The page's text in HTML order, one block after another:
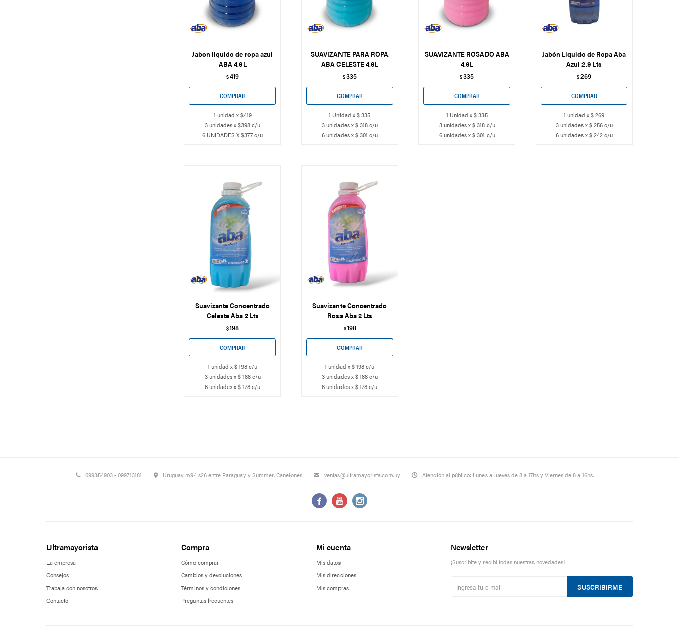
Jabon liquido de ropa azul
ABA 4.9L
$419
1 unidad x $419
3 unidades x $398 c/u
6 UNIDADES X $377 c/u
SUAVIZANTE PARA ROPA
ABA CELESTE 4.9L
$335
1 Unidad x $ 335
3 unidades x $ 318 c/u
6 unidades x $ 301 c/u
SUAVIZANTE ROSADO ABA
4.9L
$335
1 Unidad x $ 335
3 unidades x $ 318 c/u
6 unidades x $ 301 c/u
Jabón Liquido de Ropa Aba
Azul 2.9 Lts
$269
1 unidad x $ 269
3 unidades x $ 256 c/u
6 unidades x $ 242 c/u
Suavizante Concentrado
Celeste Aba 2 Lts
$198
1 unidad x $ 198 c/u
3 unidades x $ 188 c/u
6 unidades x $ 178 c/u
Suavizante Concentrado
Rosa Aba 2 Lts
$198
1 unidad x $ 198 c/u
3 unidades x $ 188 c/u
6 unidades x $ 178 c/u
099354903 - 099713181 Uruguay m94 s26 entre Paraguay y Summer, Canelones ventas@ultramayorista.com.uy Atención al público: Lunes a Jueves de 8 a 17hs y Viernes de 8 a 16hs.
  
Ultramayorista
La empresa
Consejos
Trabaja con nosotros
Contacto
Compra
Cómo comprar
Cambios y devoluciones
Términos y condiciones
Preguntas frecuentes
Mi cuenta
Mis datos
Mis direcciones
Mis compras
Newsletter
¡Suscribite y recibí todas nuestras novedades!
SUSCRIBIRME